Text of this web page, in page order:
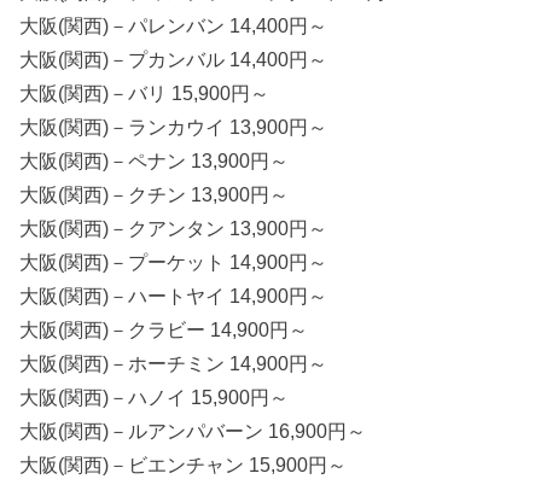
大阪(関西)－パレンバン 14,400円～
大阪(関西)－プカンバル 14,400円～
大阪(関西)－バリ 15,900円～
大阪(関西)－ランカウイ 13,900円～
大阪(関西)－ペナン 13,900円～
大阪(関西)－クチン 13,900円～
大阪(関西)－クアンタン 13,900円～
大阪(関西)－プーケット 14,900円～
大阪(関西)－ハートヤイ 14,900円～
大阪(関西)－クラビー 14,900円～
大阪(関西)－ホーチミン 14,900円～
大阪(関西)－ハノイ 15,900円～
大阪(関西)－ルアンパバーン 16,900円～
大阪(関西)－ビエンチャン 15,900円～